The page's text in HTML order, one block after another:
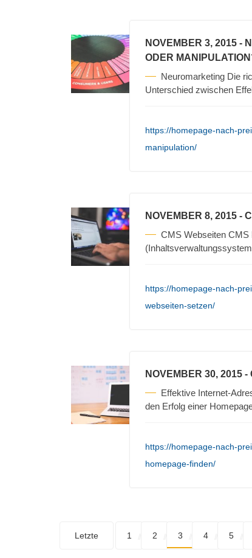
NOVEMBER 3, 2015 -
ODER
Neuromarketing Die
Unterschied zwischen
https://homepage-nach-
manipulation/
NOVEMBER 8, 2015 -
CMS Webseiten CMS
https://homepage-nach-
webseiten-setzen/
NOVEMBER 30, 2015 -
Effektive Internet-
den Erfolg einer
https://homepage-nach-
homepage-finden/
Letzte 1 2 3 4 5